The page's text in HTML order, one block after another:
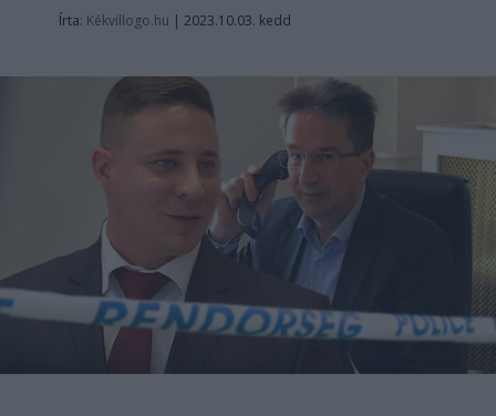
Írta: Kékvillogo.hu | 2023.10.03. kedd